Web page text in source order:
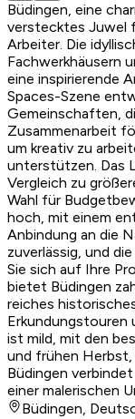
Büdingen, eine
verstecktes Juwel
Arbeiter. Die
Fachwerkhäusern
eine inspirierende
Spaces-Szene
Gemeinschaften,
Zusammenarbeit
um kreativ zu
unterstützen. Das
Vergleich zu
Wahl für
hoch, mit einem
Anbindung an die
zuverlässig, und
Sie sich auf Ihre
bietet Büdingen
reiches
Erkundungstouren
ist mild, mit den
und frühen
Büdingen
einer malerischen
Büdingen,